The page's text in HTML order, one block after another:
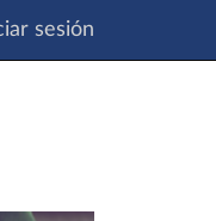
sesión